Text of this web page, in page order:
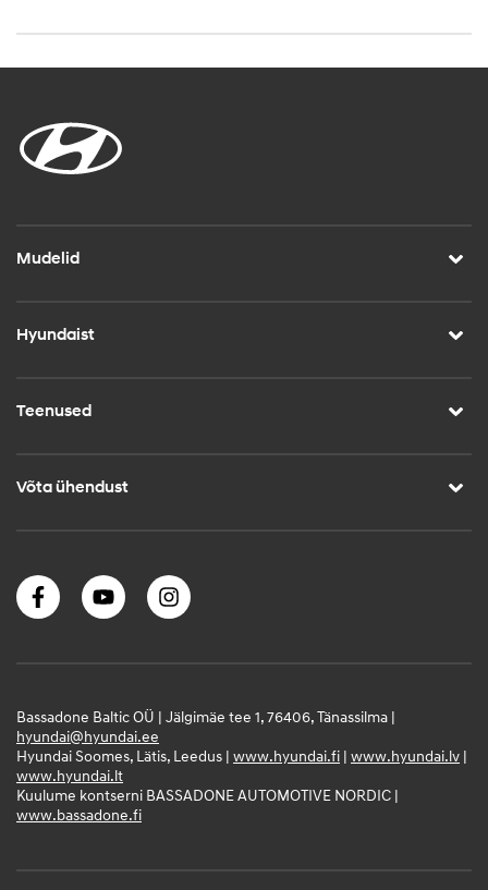
Mudelid
Hyundaist
Teenused
Võta ühendust
Bassadone Baltic OÜ | Jälgimäe tee 1, 76406, Tänassilma |
hyundai@hyundai.ee
Hyundai Soomes, Lätis, Leedus | www.hyundai.fi | www.hyundai.lv |
www.hyundai.lt
Kuulume kontserni BASSADONE AUTOMOTIVE NORDIC |
www.bassadone.fi